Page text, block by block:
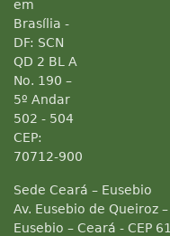
em
Brasília -
DF: SCN
QD 2 BL A
No. 190 –
5º Andar
502 - 504
CEP:
70712-900
Sede Ceará – Eusebio
Av. Eusebio de Queiroz
Eusebio – Ceará - CEP